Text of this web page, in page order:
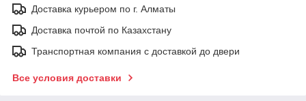
Доставка курьером по г. Алматы
Доставка почтой по Казахстану
Транспортная компания с доставкой до двери
Все условия доставки